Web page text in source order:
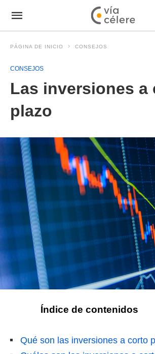
PÁGINA DE INICIO CONSEJOS
CONSEJOS
Las inversiones a
plazo
Índice de contenidos
Qué son las inversiones a corto